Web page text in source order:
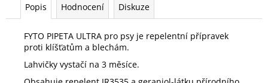
Popis Hodnocení Diskuze
FYTO PIPETA ULTRA pro psy je repelentní přípravek
proti klíšťatům a blechám.
Lahvičky vystačí na 3 měsíce.
ROYAL
CANIN
VETERINARY
DOG
HYPOALLERGENIC
KONZERVA
200